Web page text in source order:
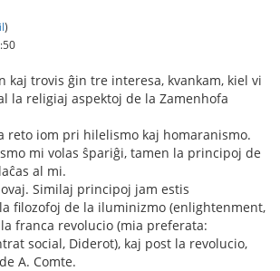
)
kaj trovis ĝin tre interesa, kvankam, kiel vi
la religiaj aspektoj de la Zamenhofa
reto iom pri hilelismo kaj homaranismo.
mi volas ŝpariĝi, tamen la principoj de
al mi.
Similaj principoj jam estis
filozofoj de la iluminizmo (enlightenment,
franca revolucio (mia preferata:
social, Diderot), kaj post la revolucio,
A. Comte.